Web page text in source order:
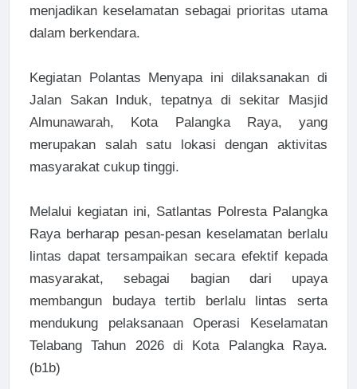
menjadikan keselamatan sebagai prioritas utama
dalam berkendara.
Kegiatan Polantas Menyapa ini dilaksanakan di
Jalan Sakan Induk, tepatnya di sekitar Masjid
Almunawarah, Kota Palangka Raya, yang
merupakan salah satu lokasi dengan aktivitas
masyarakat cukup tinggi.
Melalui kegiatan ini, Satlantas Polresta Palangka
Raya berharap pesan-pesan keselamatan berlalu
lintas dapat tersampaikan secara efektif kepada
masyarakat, sebagai bagian dari upaya
membangun budaya tertib berlalu lintas serta
mendukung pelaksanaan Operasi Keselamatan
Telabang Tahun 2026 di Kota Palangka Raya.
(b1b)